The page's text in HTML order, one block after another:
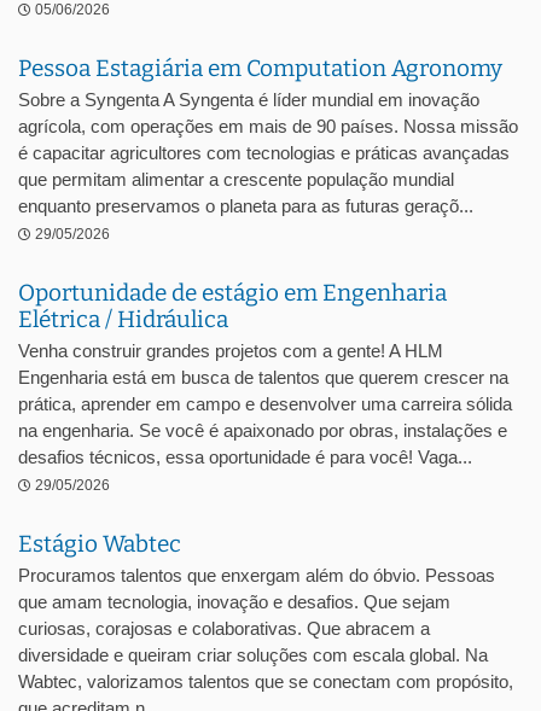
05/06/2026
Pessoa Estagiária em Computation Agronomy
Sobre a Syngenta A Syngenta é líder mundial em inovação
agrícola, com operações em mais de 90 países. Nossa missão
é capacitar agricultores com tecnologias e práticas avançadas
que permitam alimentar a crescente população mundial
enquanto preservamos o planeta para as futuras geraçõ...
29/05/2026
Oportunidade de estágio em Engenharia
Elétrica / Hidráulica
Venha construir grandes projetos com a gente! A HLM
Engenharia está em busca de talentos que querem crescer na
prática, aprender em campo e desenvolver uma carreira sólida
na engenharia. Se você é apaixonado por obras, instalações e
desafios técnicos, essa oportunidade é para você! Vaga...
29/05/2026
Estágio Wabtec
Procuramos talentos que enxergam além do óbvio. Pessoas
que amam tecnologia, inovação e desafios. Que sejam
curiosas, corajosas e colaborativas. Que abracem a
diversidade e queiram criar soluções com escala global. Na
Wabtec, valorizamos talentos que se conectam com propósito,